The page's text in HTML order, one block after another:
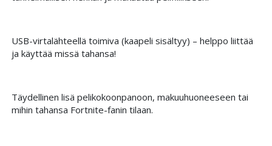
USB-virtalähteellä toimiva (kaapeli sisältyy) – helppo liittää
ja käyttää missä tahansa!
Täydellinen lisä pelikokoonpanoon, makuuhuoneeseen tai
mihin tahansa Fortnite-fanin tilaan.